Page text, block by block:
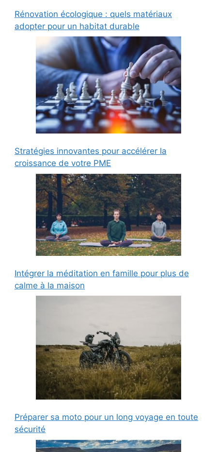
Rénovation écologique : quels matériaux
adopter pour un habitat durable
Stratégies innovantes pour accélérer la
croissance de votre PME
Intégrer la méditation en famille pour plus de
calme à la maison
Préparer sa moto pour un long voyage en toute
sécurité